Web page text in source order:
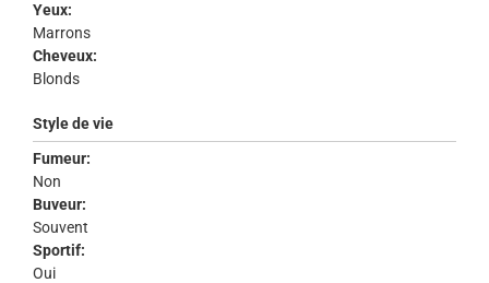
Yeux:
Marrons
Cheveux:
Blonds
Style de vie
Fumeur:
Non
Buveur:
Souvent
Sportif:
Oui